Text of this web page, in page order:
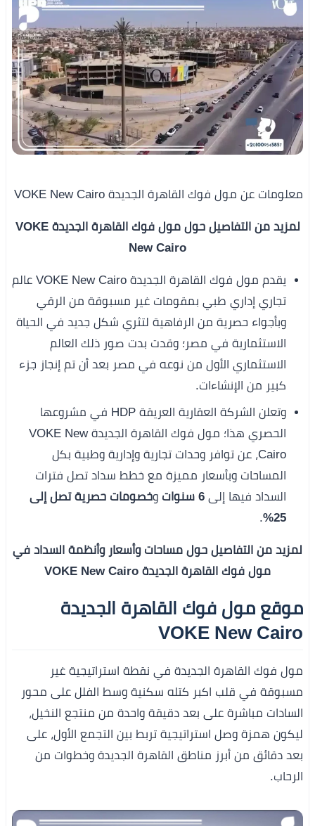
معلومات عن مول فوك القاهرة الجديدة VOKE New Cairo
لمزيد من التفاصيل حول مول فوك القاهرة الجديدة VOKE
New Cairo
يقدم مول فوك القاهرة الجديدة VOKE New Cairo عالم
تجاري إداري طبي بمقومات غير مسبوقة من الرقي
وبأجواء حصرية من الرفاهية لتثري شكل جديد في الحياة
الاستثمارية في مصر؛ وقدت بدت صور ذلك العالم
الاستثماري الأول من نوعه في مصر بعد أن تم إنجاز جزء
كبير من الإنشاءات.
وتعلن الشركة العقارية العريقة HDP في مشروعها
الحصري هذا؛ مول فوك القاهرة الجديدة VOKE New
Cairo، عن توافر وحدات تجارية وإدارية وطبية بكل
المساحات وبأسعار مميزة مع خطط سداد تصل فترات
السداد فيها إلى
وخصومات حصرية تصل إلى
25%
.
لمزيد من التفاصيل حول مساحات وأسعار وأنظمة السداد في
مول فوك القاهرة الجديدة VOKE New Cairo
موقع مول فوك القاهرة الجديدة
VOKE New Cairo
مول فوك القاهرة الجديدة في نقطة استراتيجية غير
مسبوقة في قلب اكبر كتله سكنية وسط الفلل على محور
السادات مباشرة على بعد دقيقة واحدة من منتجع النخيل،
ليكون همزة وصل استراتيجية تربط بين التجمع الأول، على
بعد دقائق من أبرز مناطق القاهرة الجديدة وخطوات من
الرحاب.